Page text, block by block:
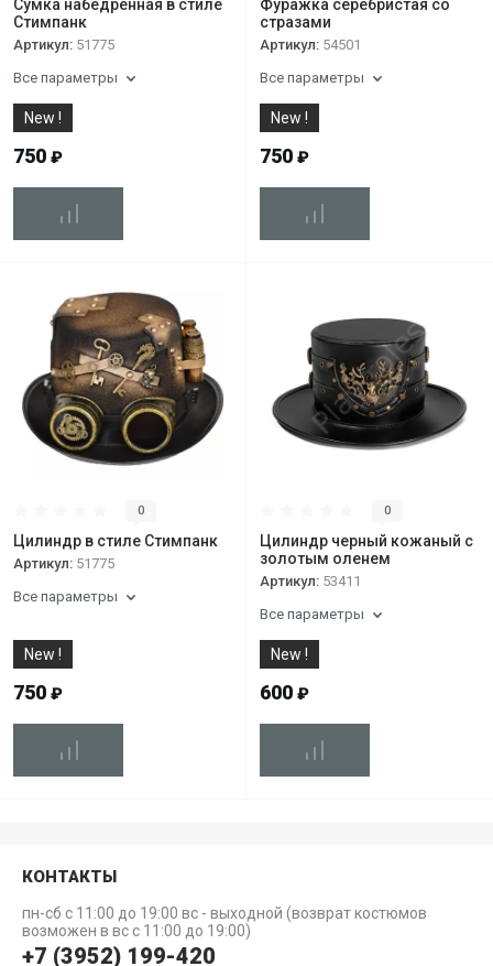
Сумка набедренная в стиле
Стимпанк
Артикул: 51775
Все параметры
New !
750 ₽
Фуражка серебристая со
стразами
Артикул: 54501
Все параметры
New !
750 ₽
0
Цилиндр в стиле Стимпанк
Артикул: 51775
Все параметры
New !
750 ₽
0
Цилиндр черный кожаный с
золотым оленем
Артикул: 53411
Все параметры
New !
600 ₽
КОНТАКТЫ
пн-сб с 11:00 до 19:00 вс - выходной (возврат костюмов
возможен в вс с 11:00 до 19:00)
+7 (3952) 199-420